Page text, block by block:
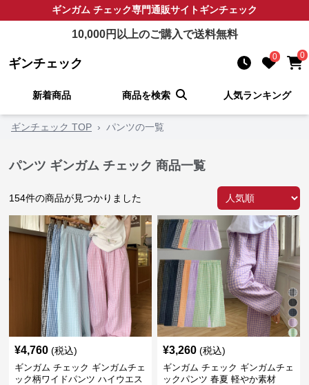
ギンガム チェック専門通販サイトギンチェック
10,000円以上のご購入で送料無料
ギンチェック 0 0
新着商品 商品を検索 人気ランキング
ギンチェック TOP › パンツの一覧
パンツ ギンガム チェック 商品一覧
154件の商品が見つかりました
¥4,760 (税込)
ギンガム チェック ギンガムチェ
ック柄ワイドパンツ ハイウエス
¥3,260 (税込)
ギンガム チェック ギンガムチェ
ックパンツ 春夏 軽やか素材